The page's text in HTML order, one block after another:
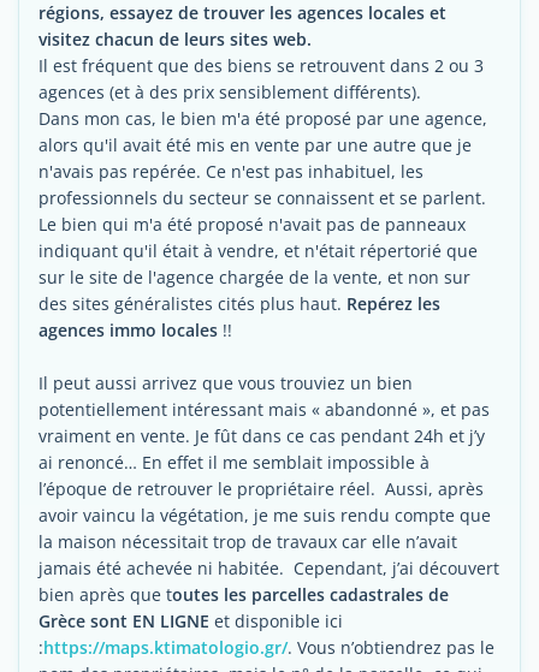
régions, essayez de trouver les agences locales et
visitez chacun de leurs sites web.
Il est fréquent que des biens se retrouvent dans 2 ou 3
agences (et à des prix sensiblement différents).
Dans mon cas, le bien m'a été proposé par une agence,
alors qu'il avait été mis en vente par une autre que je
n'avais pas repérée. Ce n'est pas inhabituel, les
professionnels du secteur se connaissent et se parlent.
Le bien qui m'a été proposé n'avait pas de panneaux
indiquant qu'il était à vendre, et n'était répertorié que
sur le site de l'agence chargée de la vente, et non sur
des sites généralistes cités plus haut. Repérez les
agences immo locales !!
Il peut aussi arrivez que vous trouviez un bien
potentiellement intéressant mais « abandonné », et pas
vraiment en vente. Je fût dans ce cas pendant 24h et j’y
ai renoncé… En effet il me semblait impossible à
l’époque de retrouver le propriétaire réel. Aussi, après
avoir vaincu la végétation, je me suis rendu compte que
la maison nécessitait trop de travaux car elle n’avait
jamais été achevée ni habitée. Cependant, j’ai découvert
bien après que toutes les parcelles cadastrales de
Grèce sont EN LIGNE et disponible ici
:https://maps.ktimatologio.gr/. Vous n’obtiendrez pas le